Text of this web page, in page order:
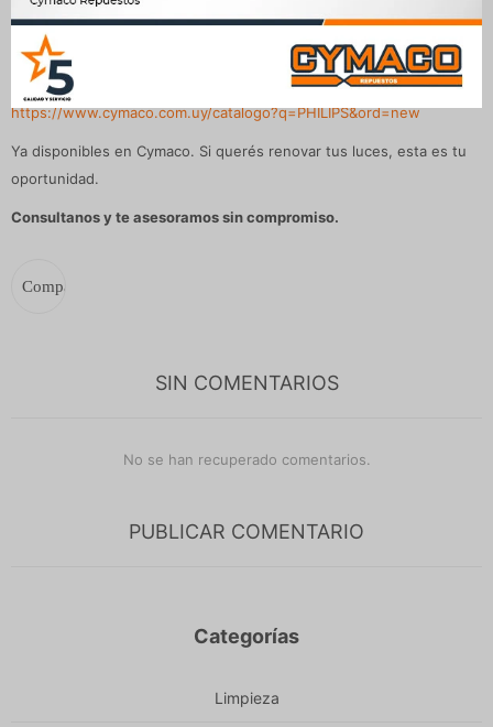
Conocé todos los modelos nuevos ingresando acá:
https://www.cymaco.com.uy/catalogo?q=PHILIPS&ord=new
Ya disponibles en Cymaco. Si querés renovar tus luces, esta es tu
oportunidad.
Consultanos y te asesoramos sin compromiso.
SIN COMENTARIOS
No se han recuperado comentarios.
PUBLICAR COMENTARIO
Categorías
Limpieza